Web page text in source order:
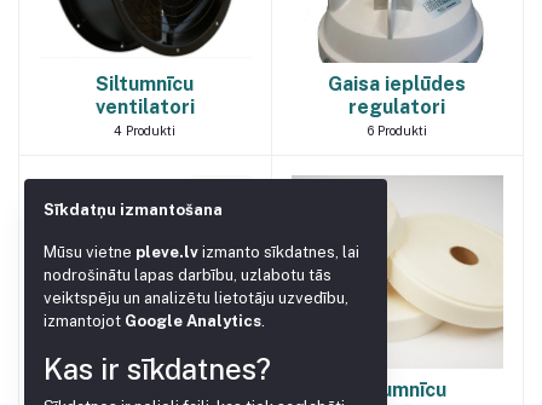
Siltumnīcu
ventilatori
4 Produkti
Gaisa ieplūdes
regulatori
6Produkti
Siltumnīcu
Sīkdatņu izmantošana
Mūsu vietne pleve.lv izmanto sīkdatnes, lai
nodrošinātu lapas darbību, uzlabotu tās
veiktspēju un analizētu lietotāju uzvedību,
izmantojot Google Analytics
Kas ir sīkdatnes?